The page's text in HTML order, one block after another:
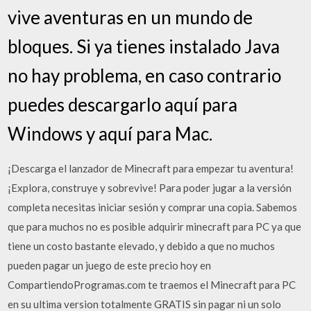
vive aventuras en un mundo de
bloques. Si ya tienes instalado Java
no hay problema, en caso contrario
puedes descargarlo aquí para
Windows y aquí para Mac.
¡Descarga el lanzador de Minecraft para empezar tu aventura!
¡Explora, construye y sobrevive! Para poder jugar a la versión
completa necesitas iniciar sesión y comprar una copia. Sabemos
que para muchos no es posible adquirir minecraft para PC ya que
tiene un costo bastante elevado, y debido a que no muchos
pueden pagar un juego de este precio hoy en
CompartiendoProgramas.com te traemos el Minecraft para PC
en su ultima version totalmente GRATIS sin pagar ni un solo